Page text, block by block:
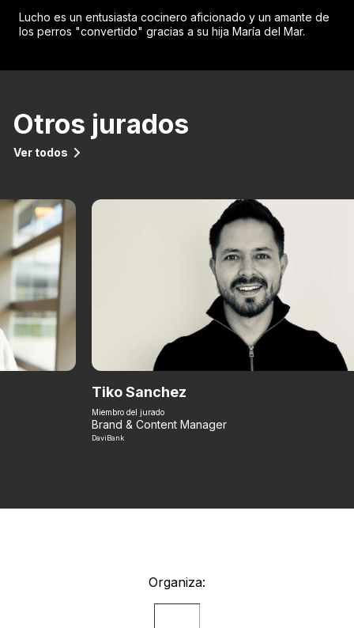
Lucho es un entusiasta cocinero aficionado y un amante de
los perros "convertido" gracias a su hija María del Mar.
Otros jurados
Ver todos
Tiko Sanchez
Miembro del jurado
Brand & Content Manager
DaviBank
Organiza: